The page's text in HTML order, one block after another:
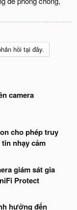
hồi tại đây.
camera
cho phép truy
nhạy cảm
giám sát gia
Protect
hưởng đến